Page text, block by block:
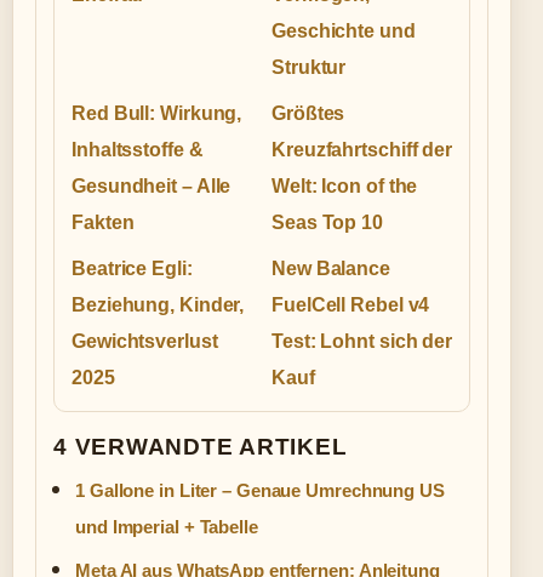
Geschichte und
Struktur
Red Bull: Wirkung,
Inhaltsstoffe &
Gesundheit – Alle
Fakten
Größtes
Kreuzfahrtschiff der
Welt: Icon of the
Seas Top 10
Beatrice Egli:
Beziehung, Kinder,
Gewichtsverlust
2025
New Balance
FuelCell Rebel v4
Test: Lohnt sich der
Kauf
4 VERWANDTE ARTIKEL
1 Gallone in Liter – Genaue Umrechnung US
und Imperial + Tabelle
Meta AI aus WhatsApp entfernen: Anleitung